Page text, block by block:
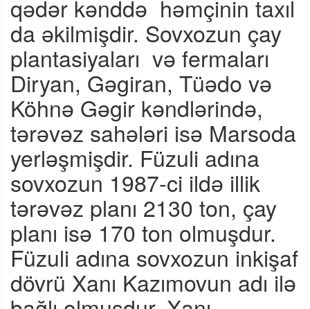
qədər kənddə həmçinin taxıl
da əkilmişdir. Sovxozun çay
plantasiyaları və fermaları
Diryan, Gəgiran, Tüədo və
Köhnə Gəgir kəndlərində,
tərəvəz sahələri isə Marsoda
yerləşmişdir. Füzuli adına
sovxozun 1987-ci ildə illik
tərəvəz planı 2130 ton, çay
planı isə 170 ton olmuşdur.
Füzuli adına sovxozun inkişaf
dövrü Xanı Kazımovun adı ilə